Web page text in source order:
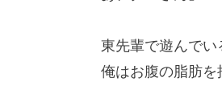
東先輩で遊んでい
俺はお腹の脂肪を